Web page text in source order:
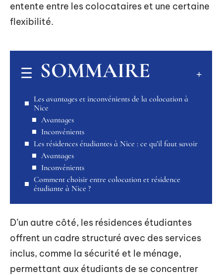
entente entre les colocataires et une certaine
flexibilité.
SOMMAIRE
Les avantages et inconvénients de la colocation à
Nice
Avantages
Inconvénients
Les résidences étudiantes à Nice : ce qu’il faut savoir
Avantages
Inconvénients
Comment choisir entre colocation et résidence
étudiante à Nice ?
D’un autre côté, les résidences étudiantes
offrent un cadre structuré avec des services
inclus, comme la sécurité et le ménage,
permettant aux étudiants de se concentrer